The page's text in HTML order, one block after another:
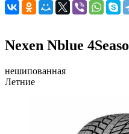
Nexen Nblue
нешипованная
Летние